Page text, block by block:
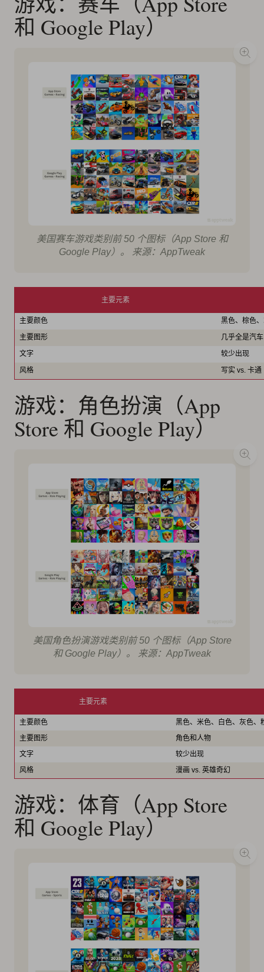
和 Google Play）
美国赛车游戏类别前 50 个图标（App Store 和
Google Play）。 来源：AppTweak
主要元素
主要颜色
黑色、棕色
主要图形
几乎全是汽
文字
较少出现
风格
写实 vs. 卡通
游戏：角色扮演（App
Store 和 Google Play）
美国角色扮演游戏类别前 50 个图标（App Store
和 Google Play）。 来源：AppTweak
主要元素
主要颜色
黑色、米色、白色、灰色、
主要图形
角色和人物
文字
较少出现
风格
漫画 vs. 英雄奇幻
游戏：体育（App Store
和 Google Play）